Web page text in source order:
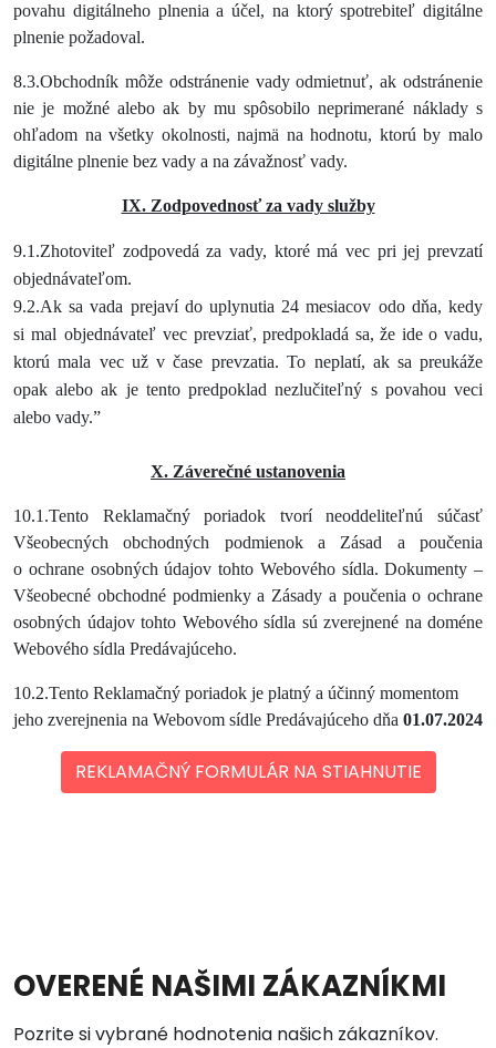
povahu digitálneho plnenia a účel, na ktorý spotrebiteľ digitálne
plnenie požadoval.
8.3.Obchodník môže odstránenie vady odmietnuť, ak odstránenie
nie je možné alebo ak by mu spôsobilo neprimerané náklady s
ohľadom na všetky okolnosti, najmä na hodnotu, ktorú by malo
digitálne plnenie bez vady a na závažnosť vady.
IX. Zodpovednosť za vady služby
9.1.Zhotoviteľ zodpovedá za vady, ktoré má vec pri jej prevzatí
objednávateľom.
9.2.Ak sa vada prejaví do uplynutia 24 mesiacov odo dňa, kedy
si mal objednávateľ vec prevziať, predpokladá sa, že ide o vadu,
ktorú mala vec už v čase prevzatia. To neplatí, ak sa preukáže
opak alebo ak je tento predpoklad nezlučiteľný s povahou veci
alebo vady.”
X. Záverečné ustanovenia
10.1.Tento Reklamačný poriadok tvorí neoddeliteľnú súčasť
Všeobecných obchodných podmienok a Zásad a poučenia
o ochrane osobných údajov tohto Webového sídla. Dokumenty –
Všeobecné obchodné podmienky a Zásady a poučenia o ochrane
osobných údajov tohto Webového sídla sú zverejnené na doméne
Webového sídla Predávajúceho.
10.2.Tento Reklamačný poriadok je platný a účinný momentom
jeho zverejnenia na Webovom sídle Predávajúceho dňa 01.07.2024
REKLAMAČNÝ FORMULÁR NA STIAHNUTIE
OVERENÉ NAŠIMI ZÁKAZNÍKMI
Pozrite si vybrané hodnotenia našich zákazníkov.